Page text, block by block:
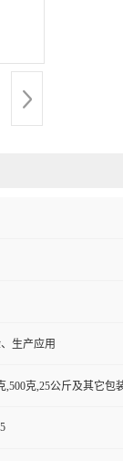
生产应用
,500克,25公斤及其它包